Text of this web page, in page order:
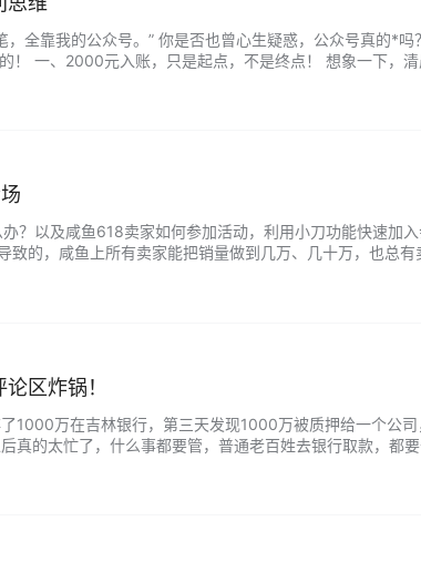
全靠我的公众号。” 你是否也曾心生疑惑，公众号真的*
！ 一、2000元入账，只是起点，不是终点！ 想象一下，
？以及咸鱼618卖家如何参加活动，利用小刀功能快速加
的，咸鱼上所有卖家能把销量做到几万、几十万，也总有
区炸锅！
1000万在吉林银行，第三天发现1000万被质押给一个公
真的太忙了，什么事都要管，普通老百姓去银行取款，都